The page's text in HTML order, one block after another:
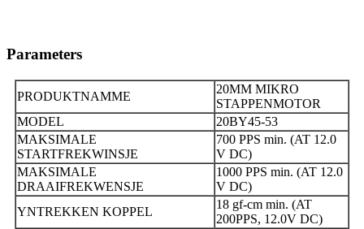
Parameters
PRODUKTNAMME
20MM MIKRO
STAPPENMOTOR
MODEL
20BY45-53
MAKSIMALE
STARTFREKWINSJE
700 PPS min. (AT 12.0
V DC)
MAKSIMALE
DRAAIFREKWENSJE
1000 PPS min. (AT 12.0
V DC)
YNTREKKEN KOPPEL
18 gf-cm min. (AT
200PPS, 12.0V DC)